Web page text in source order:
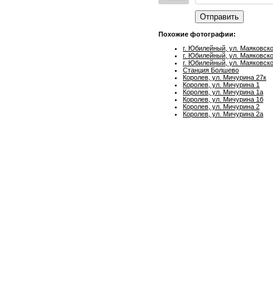
Отправить
Похожие фотографии:
г. Юбилейный, ул.
г. Юбилейный, ул.
г. Юбилейный, ул.
Станция Болшево
Королев, ул. Мичурина 27к
Королев, ул. Мичурина 1
Королев, ул. Мичурина 1а
Королев, ул. Мичурина 1б
Королев, ул. Мичурина 2
Королев, ул. Мичурина 2а